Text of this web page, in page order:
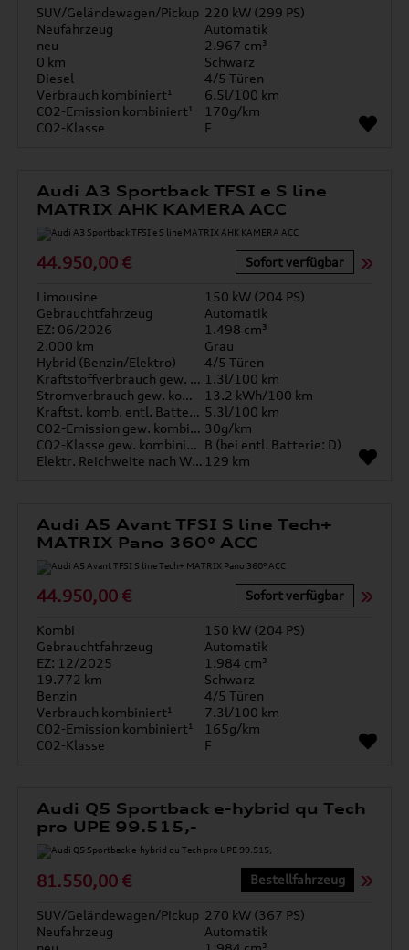
SUV/Geländewagen/Pickup 220 kW (299 PS)
Neufahrzeug
Automatik
neu
2.967 cm³
0 km
Schwarz
Diesel
4/5 Türen
Verbrauch kombiniert¹
6.5l/100 km
CO2-Emission kombiniert¹
170g/km
CO2-Klasse
F
Audi A3 Sportback TFSI e S line
MATRIX AHK KAMERA ACC
44.950,00 € Sofort verfügbar
Limousine
150 kW (204 PS)
Gebrauchtfahrzeug
Automatik
EZ: 06/2026
1.498 cm³
2.000 km
Grau
Hybrid (Benzin/Elektro)
4/5 Türen
Kraftstoffverbrauch gew. kombiniert 1.3l/100 km
Stromverbrauch gew. kombiniert
13.2 kWh/100 km
Kraftst. komb. entl. Batterie 5.3l/100 km
CO2-Emission gew. kombiniert 30g/km
CO2-Klasse gew. kombiniert B (bei entl. Batterie: D)
Elektr. Reichweite nach WLTP* 129 km
Audi A5 Avant TFSI S line Tech+
MATRIX Pano 360° ACC
44.950,00 € Sofort verfügbar
Kombi
150 kW (204 PS)
Gebrauchtfahrzeug
Automatik
EZ: 12/2025
1.984 cm³
19.772 km
Schwarz
Benzin
4/5 Türen
Verbrauch kombiniert¹
7.3l/100 km
CO2-Emission kombiniert¹
165g/km
CO2-Klasse
F
Audi Q5 Sportback e-hybrid qu Tech
pro UPE 99.515,-
81.550,00 € Bestellfahrzeug
SUV/Geländewagen/Pickup 270 kW (367 PS)
Neufahrzeug
Automatik